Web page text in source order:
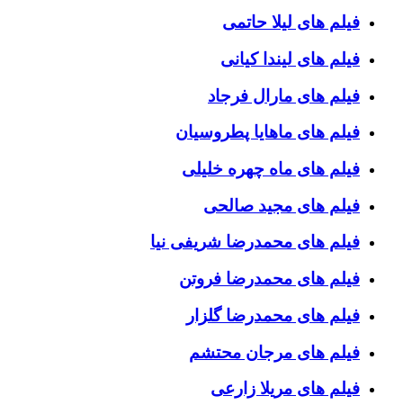
فیلم های لیلا حاتمی
فیلم های لیندا کیانی
فیلم های مارال فرجاد
فیلم های ماهایا پطروسیان
فیلم های ماه چهره خلیلی
فیلم های مجید صالحی
فیلم های محمدرضا شریفی نیا
فیلم های محمدرضا فروتن
فیلم های محمدرضا گلزار
فیلم های مرجان محتشم
فیلم های مریلا زارعی